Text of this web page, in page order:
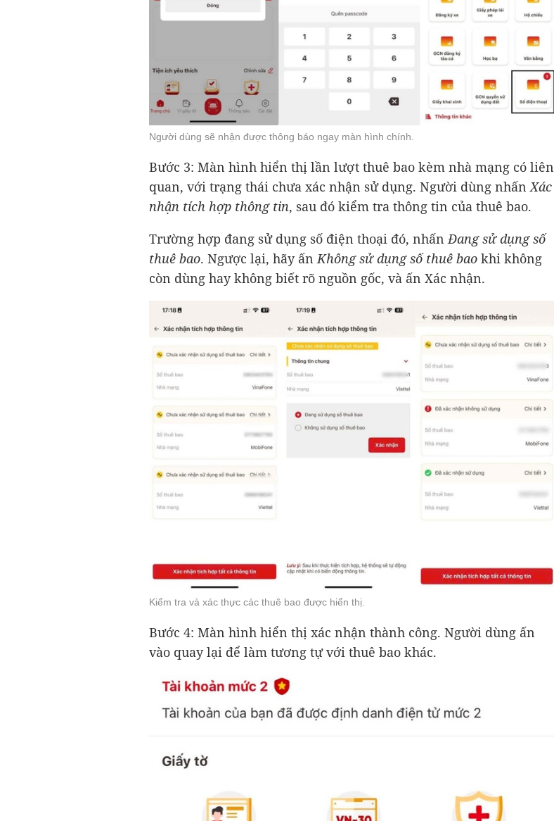
Người dùng sẽ nhận được thông báo ngay màn hình chính.
Bước 3: Màn hình hiển thị lần lượt thuê bao kèm nhà mạng có liên
quan, với trạng thái chưa xác nhận sử dụng. Người dùng nhấnXác
nhận tích hợp thông tin, sau đó kiểm tra thông tin của thuê bao.
Trường hợp đang sử dụng số điện thoại đó, nhấn Đang sử dụng số
thuê bao. Ngược lại, hãy ấnKhông sử dụng số thuê bao khi không
còn dùng hay không biết rõ nguồn gốc, và ấn Xác nhận.
Kiểm tra và xác thực các thuê bao được hiển thị.
Bước 4: Màn hình hiển thị xác nhận thành công. Người dùng ấn
vào quay lại để làm tương tự với thuê bao khác.